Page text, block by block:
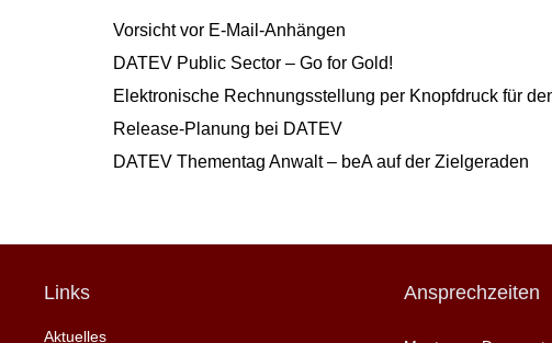
Vorsicht vor E-Mail-Anhängen
DATEV Public Sector – Go for Gold!
Elektronische Rechnungsstellung per Knopfdruck für
Release-Planung bei DATEV
DATEV Thementag Anwalt – beA auf der Zielgeraden
Links
Aktuelles
Ansprechzeiten